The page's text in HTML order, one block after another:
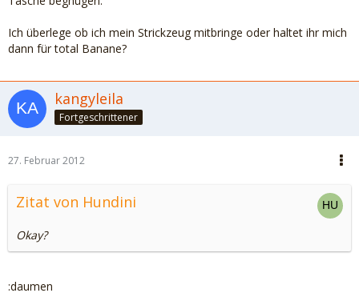
Ich überlege ob ich mein Strickzeug mitbringe oder haltet ihr mich
dann für total Banane?
kangyleila
Fortgeschrittener
27. Februar 2012
Zitat von Hundini
Okay?
:daumen